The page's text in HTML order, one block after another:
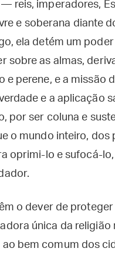
reis, imperadores,
e soberana diante
ela detém um
sobre as almas,
perene, e a missão
e a aplicação
por ser coluna e
o mundo inteiro, dos
oprimi-lo e sufocá-
o dever de
única da religião
bem comum dos